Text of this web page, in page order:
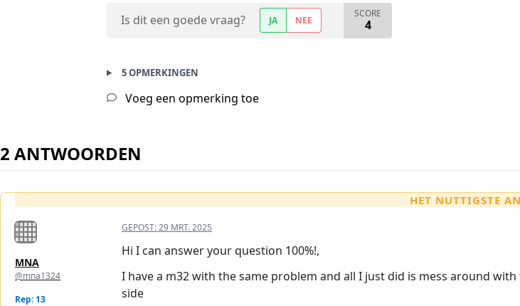
Is dit een goede vraag? JA NEE
SCORE
4
5 OPMERKINGEN
Voeg een opmerking toe
2 ANTWOORDEN
HET NUTTIGSTE
MNA
@mna1324
Rep: 13
GEPOST:29 MRT. 2025
Hi I can answer your question 100%!,
I have a m32 with the same problem and all I just did is mess around
side